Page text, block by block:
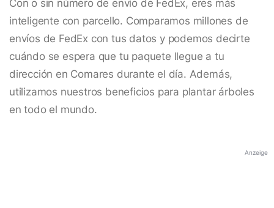
Con o sin número de envío de FedEx, eres más
inteligente con parcello. Comparamos millones de
envíos de FedEx con tus datos y podemos decirte
cuándo se espera que tu paquete llegue a tu
dirección en Comares durante el día. Además,
utilizamos nuestros beneficios para plantar árboles
en todo el mundo.
Anzeige